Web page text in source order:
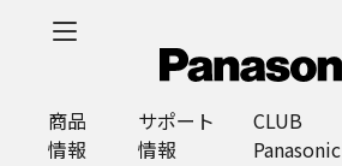
商品
情報
サポート
情報
CLUB
Panasonic